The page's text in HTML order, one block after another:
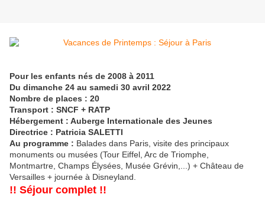
Pour les enfants nés de 2008 à 2011
Du dimanche 24 au samedi 30 avril 2022
Nombre de places : 20
Transport : SNCF + RATP
Hébergement : Auberge Internationale des Jeunes
Directrice : Patricia SALETTI
Au programme : Balades dans Paris, visite des principaux
monuments ou musées (Tour Eiffel, Arc de Triomphe,
Montmartre, Champs Élysées, Musée Grévin,...) + Château de
Versailles + journée à Disneyland.
!! Séjour complet !!